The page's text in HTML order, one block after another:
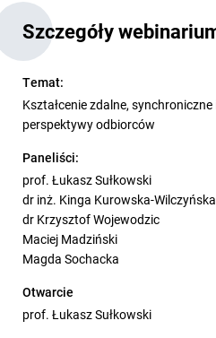
Szczegóły
Temat:
Kształcenie zdalne,
perspektywy odbiorców
Paneliści:
prof. Łukasz Sułkowski
dr inż. Kinga Kurowska-Wilczyńska
dr Krzysztof Wojewodzic
Maciej Madziński
Magda Sochacka
Otwarcie
prof. Łukasz Sułkowski